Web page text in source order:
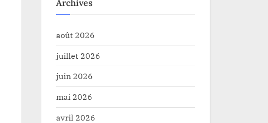
Archives
août 2026
juillet 2026
juin 2026
mai 2026
avril 2026